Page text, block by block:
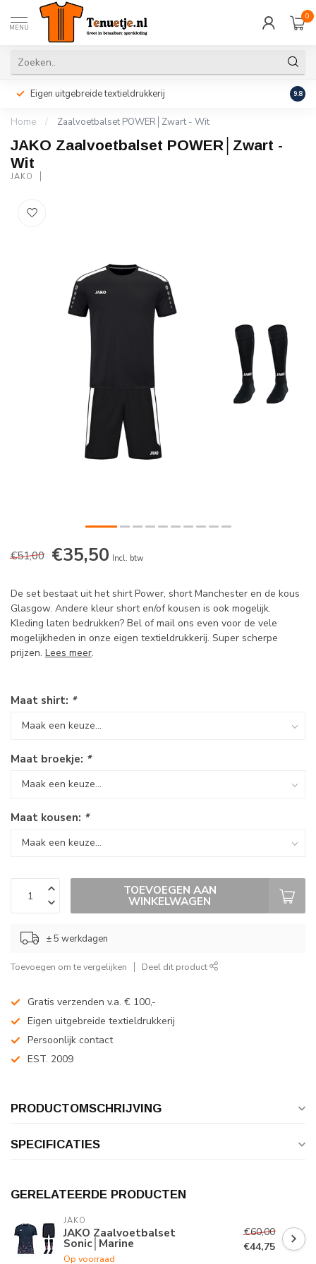
MENU
0
Eigen uitgebreide textieldrukkerij 9.8
Home / Zaalvoetbalset POWER│Zwart - Wit
JAKO Zaalvoetbalset POWER│Zwart -
Wit
JAKO
€51,00 €35,50 Incl. btw
De set bestaat uit het shirt Power, short Manchester en de kous
Glasgow. Andere kleur short en/of kousen is ook mogelijk.
Kleding laten bedrukken? Bel of mail ons even voor de vele
mogelijkheden in onze eigen textieldrukkerij. Super scherpe
prijzen. Lees meer.
Maat shirt: *
Maat broekje: *
Maat kousen: *
TOEVOEGEN AAN
WINKELWAGEN
± 5 werkdagen
Toevoegen om te vergelijken Deel dit product
Gratis verzenden v.a. € 100,-
Eigen uitgebreide textieldrukkerij
Persoonlijk contact
EST. 2009
PRODUCTOMSCHRIJVING
SPECIFICATIES
GERELATEERDE PRODUCTEN
JAKO
JAKO Zaalvoetbalset
Sonic│Marine
Op voorraad
€60,00
€44,75